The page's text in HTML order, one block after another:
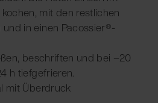
mit den restlichen
in einen Pacossier®-
beschriften und bei −20
h tiefgefrieren.
mit Überdruck